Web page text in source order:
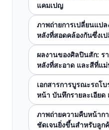
แคมเปญ
ภาพถ่ายการเปลี่ยนแป
หลังที่สอดคล้องกันซึ่งเ
ผลงานของศิลปินสัก: ร
หลังที่สะอาด และสีที่แม่
เอกสารการบูรณะรถโ
หน้า บันทึกรายละเอีย
ภาพถ่ายความคืบหน้าก
ชัดเจนยิ่งขึ้นสำหรับลูก